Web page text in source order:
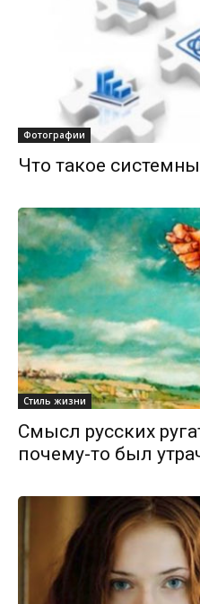
Фотографии
Что такое
Стиль жизни
Смысл русских
почему-то был